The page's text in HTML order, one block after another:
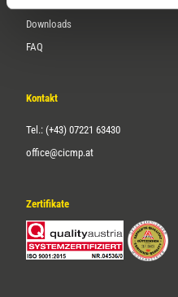
Downloads
FAQ
Kontakt
Tel.: (+43) 07221 63430
office@cicmp.at
Zertifikate